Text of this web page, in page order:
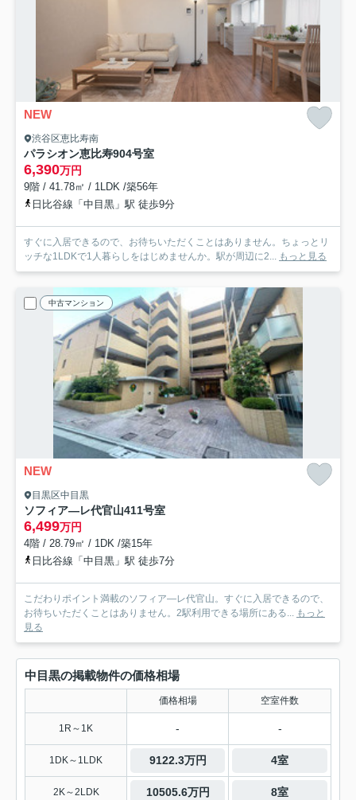
NEW
渋谷区恵比寿南
パラシオン恵比寿904号室
6,390万円
9階 / 41.78㎡ / 1LDK /築56年
日比谷線「中目黒」駅 徒歩9分
すぐに入居できるので、お待ちいただくことはありません。ちょっとリ
ッチな1LDKで1人暮らしをはじめませんか。駅が周辺に2... もっと見る
中古マンション
NEW
目黒区中目黒
ソフィア―レ代官山411号室
6,499万円
4階 / 28.79㎡ / 1DK /築15年
日比谷線「中目黒」駅 徒歩7分
こだわりポイント満載のソフィア―レ代官山。すぐに入居できるので、
お待ちいただくことはありません。2駅利用できる場所にある... もっと
見る
中目黒の掲載物件の価格相場
価格相場 空室件数
1R～1K - -
1DK～1LDK 9122.3万円 4室
2K～2LDK 10505.6万円 8室